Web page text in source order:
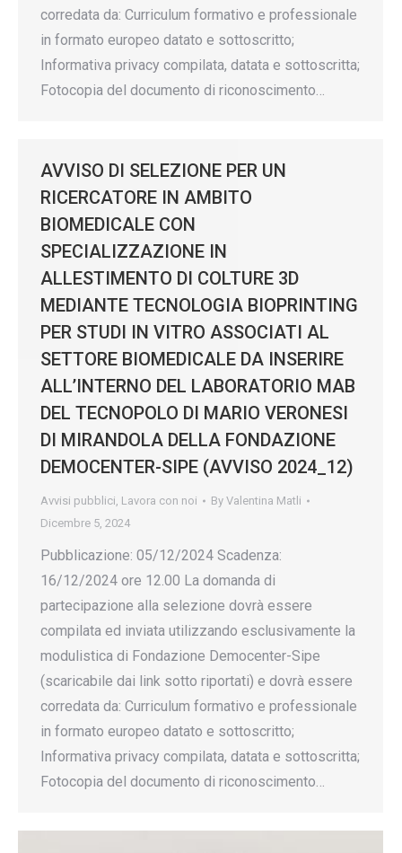
corredata da: Curriculum formativo e professionale
in formato europeo datato e sottoscritto;
Informativa privacy compilata, datata e sottoscritta;
Fotocopia del documento di riconoscimento…
AVVISO DI SELEZIONE PER UN
RICERCATORE IN AMBITO
BIOMEDICALE CON
SPECIALIZZAZIONE IN
ALLESTIMENTO DI COLTURE 3D
MEDIANTE TECNOLOGIA BIOPRINTING
PER STUDI IN VITRO ASSOCIATI AL
SETTORE BIOMEDICALE DA INSERIRE
ALL’INTERNO DEL LABORATORIO MAB
DEL TECNOPOLO DI MARIO VERONESI
DI MIRANDOLA DELLA FONDAZIONE
DEMOCENTER-SIPE (AVVISO 2024_12)
Avvisi pubblici, Lavora con noi By Valentina Matli
Dicembre 5, 2024
Pubblicazione: 05/12/2024 Scadenza:
16/12/2024 ore 12.00 La domanda di
partecipazione alla selezione dovrà essere
compilata ed inviata utilizzando esclusivamente la
modulistica di Fondazione Democenter-Sipe
(scaricabile dai link sotto riportati) e dovrà essere
corredata da: Curriculum formativo e professionale
in formato europeo datato e sottoscritto;
Informativa privacy compilata, datata e sottoscritta;
Fotocopia del documento di riconoscimento…